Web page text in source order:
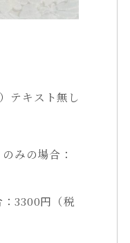
テキスト無し
みの場合：
3300円（税